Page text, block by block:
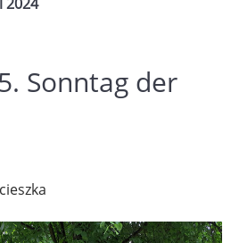
Sonntag der